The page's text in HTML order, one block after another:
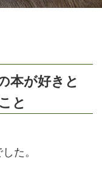
本が好きと
と
た。